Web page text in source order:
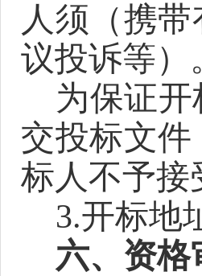
人须（携
议投诉等）
为保证
交投标文
标人不予接
3.开标地
六、资格